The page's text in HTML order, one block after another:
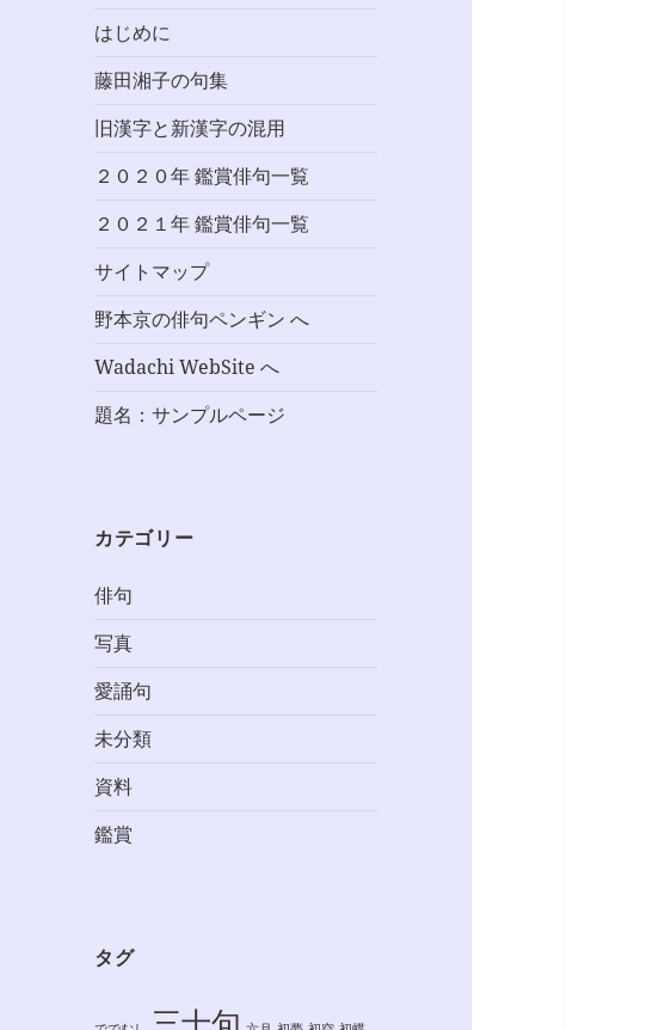
はじめに
藤田湘子の句集
旧漢字と新漢字の混用
２０２０年 鑑賞俳句一覧
２０２１年 鑑賞俳句一覧
サイトマップ
野本京の俳句ペンギン へ
Wadachi WebSite へ
題名：サンプルページ
カテゴリー
俳句
写真
愛誦句
未分類
資料
鑑賞
タグ